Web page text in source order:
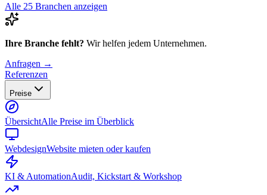
Alle 25 Branchen anzeigen
Ihre Branche fehlt? Wir helfen jedem Unternehmen.
Anfragen →
Referenzen
Preise
ÜbersichtAlle Preise im Überblick
WebdesignWebsite mieten oder kaufen
KI & AutomationAudit, Kickstart & Workshop